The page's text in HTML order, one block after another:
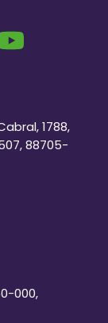
1788,
88705-
000,